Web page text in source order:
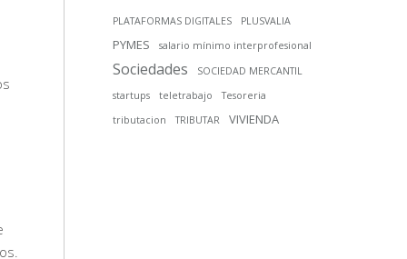
PLATAFORMAS DIGITALES
PLUSVALIA
PYMES salario mínimo interprofesional
Sociedades
SOCIEDAD MERCANTIL
startups
teletrabajo
Tesoreria
tributacion
TRIBUTAR VIVIENDA